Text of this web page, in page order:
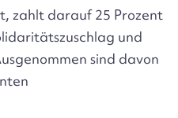
zahlt darauf 25 Prozent
und
sind davon